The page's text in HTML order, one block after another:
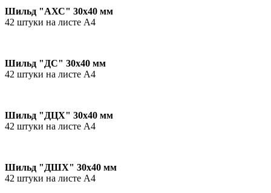
Шильд "АХС" 30х40 мм
42 штуки на листе А4
Шильд "ДС" 30х40 мм
42 штуки на листе А4
Шильд "ДЦХ" 30х40 мм
42 штуки на листе А4
Шильд "ДШХ" 30х40 мм
42 штуки на листе А4